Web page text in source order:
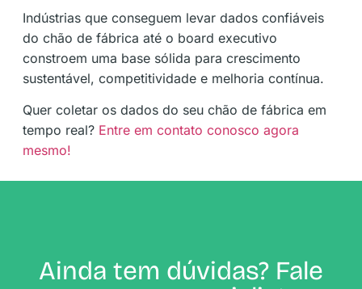
Indústrias que conseguem levar dados confiáveis
do chão de fábrica até o board executivo
constroem uma base sólida para crescimento
sustentável, competitividade e melhoria contínua.
Quer coletar os dados do seu chão de fábrica em
tempo real? Entre em contato conosco agora
mesmo!
Ainda tem dúvidas? Fale